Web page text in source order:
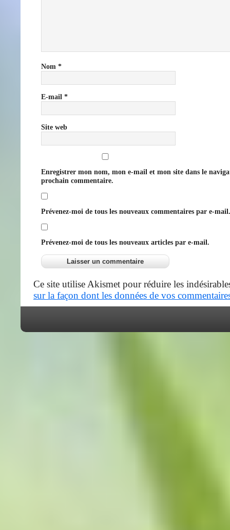
Nom *
E-mail *
Site web
Enregistrer mon nom, mon e-mail et mon site dans le
prochain commentaire.
Prévenez-moi de tous les nouveaux commentaires par e-mail.
Prévenez-moi de tous les nouveaux articles par e-mail.
Ce site utilise Akismet pour réduire les
sur la façon dont les données de vos